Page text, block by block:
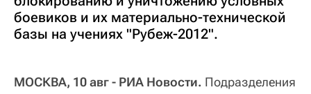
боевиков и их материально-технической
базы на учениях "Рубеж-2012".
МОСКВА, 10 авг - РИА Новости. Подразделения